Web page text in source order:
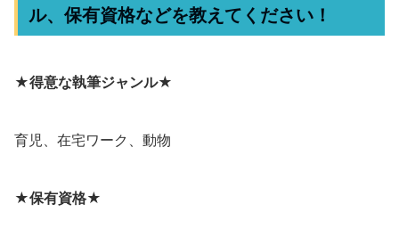
ル、保有資格などを教えてください！
★得意な執筆ジャンル★
育児、在宅ワーク、動物
★保有資格★